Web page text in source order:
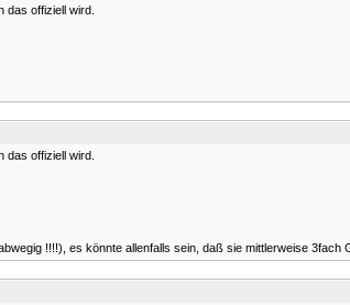
das offiziell wird.
das offiziell wird.
!!!!), es könnte allenfalls sein, daß sie mittlerweise 3fach